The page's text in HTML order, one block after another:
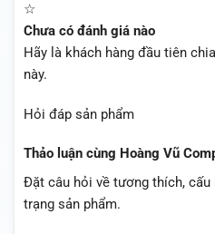
☆
Chưa có đánh giá nào
Hãy là khách hàng đầu tiên
này.
Hỏi đáp sản phẩm
Thảo luận cùng Hoàng Vũ
Đặt câu hỏi về tương thích, cấu
trạng sản phẩm.